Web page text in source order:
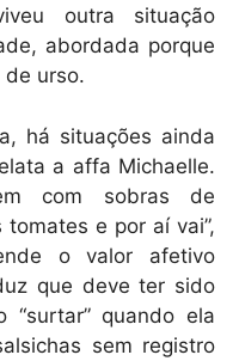
outra situação
abordada porque
urso.
há situações ainda
a affa Michaelle.
com sobras de
e por aí vai”,
o valor afetivo
que deve ter sido
“surtar” quando ela
sem registro